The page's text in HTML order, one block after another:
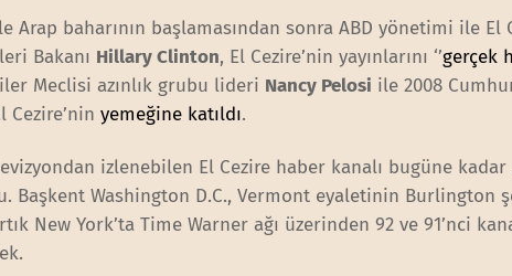
Arap baharının başlamasından sonra ABD yönetimi ile El
Bakanı Hillary Clinton, El Cezire’nin yayınlarını ‘’gerçek
Meclisi azınlık grubu lideri Nancy Pelosi ile 2008
Cezire’ninyemeğine katıldı.
izlenebilen El Cezire haber kanalı bugüne kadar
Başkent Washington D.C., Vermont eyaletinin Burlington
New York’ta Time Warner ağı üzerinden 92 ve 91’nci